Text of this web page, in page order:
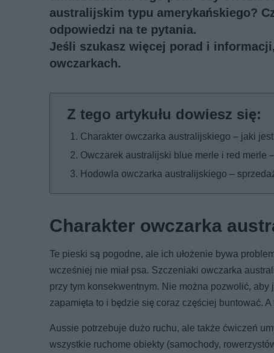
australijskim typu amerykańskiego?
odpowiedzi na te pytania.
Jeśli szukasz więcej porad i
owczarkach.
Charakter owczarka australijskiego – jaki
Owczarek australijski blue merle i red merle
Hodowla owczarka australijskiego –
Charakter owczarka
Te pieski są pogodne, ale ich ułożenie bywa
wcześniej nie miał psa. Szczeniaki owczarka
przy tym konsekwentnym. Nie można pozwolić,
zapamięta to i będzie się coraz częściej buntować.
Aussie potrzebuje dużo ruchu, ale także ćwiczeń
wszystkie ruchome obiekty (samochody,